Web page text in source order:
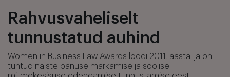
Rahvusvaheliselt
tunnustatud auhind
Women in Business Law Awards loodi 2011. aastal ja on
tuntud naiste panuse märkamise ja soolise